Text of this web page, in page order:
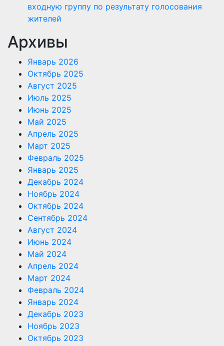
входную группу по результату голосования
жителей
Архивы
Январь 2026
Октябрь 2025
Август 2025
Июль 2025
Июнь 2025
Май 2025
Апрель 2025
Март 2025
Февраль 2025
Январь 2025
Декабрь 2024
Ноябрь 2024
Октябрь 2024
Сентябрь 2024
Август 2024
Июнь 2024
Май 2024
Апрель 2024
Март 2024
Февраль 2024
Январь 2024
Декабрь 2023
Ноябрь 2023
Октябрь 2023